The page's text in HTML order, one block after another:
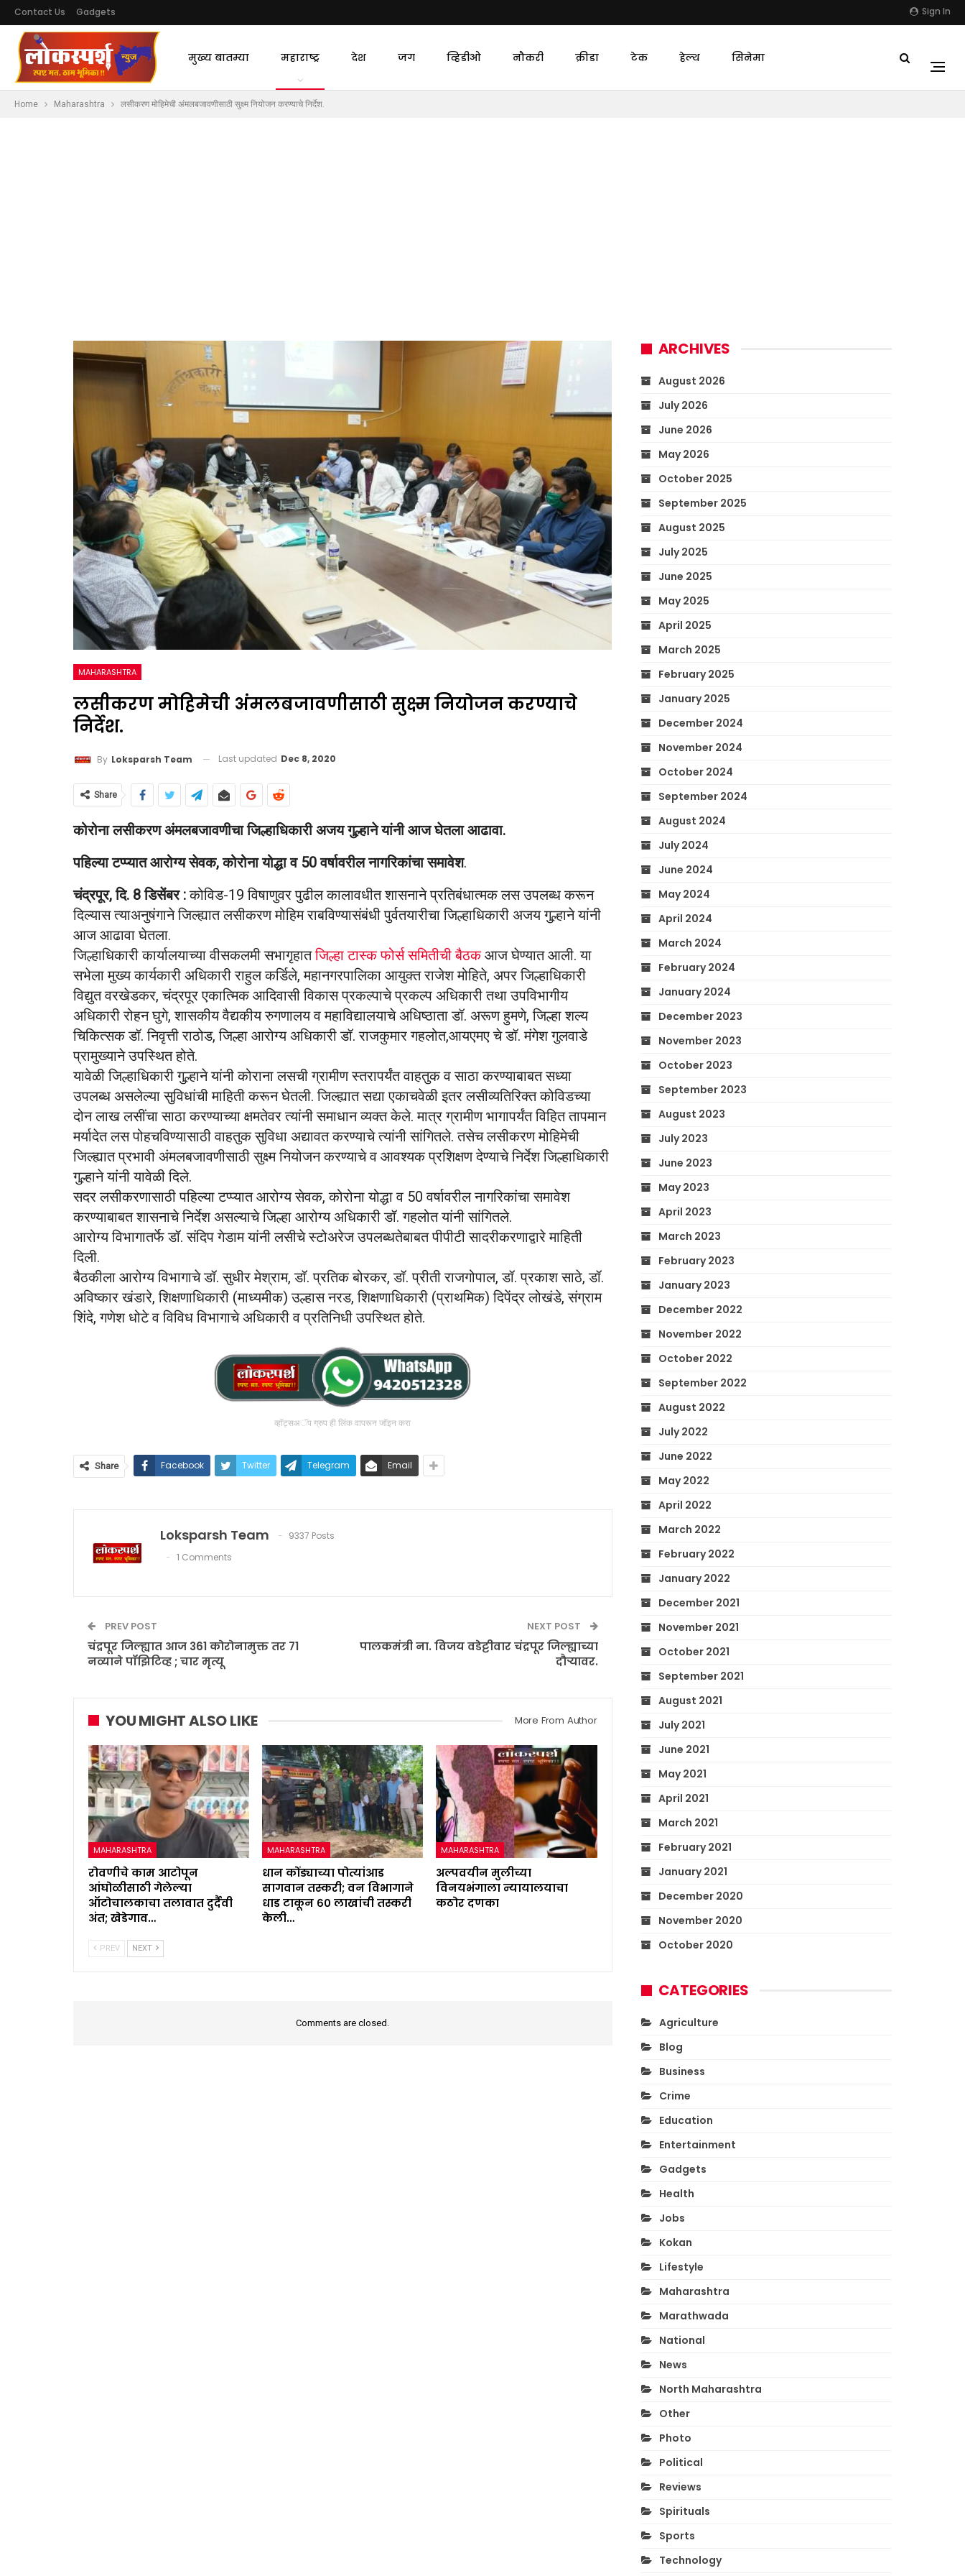
Sign In
Contact Us Gadgets
मुख्य बातम्या महाराष्ट्र देश जग व्हिडीओ नौकरी क्रीडा टेक हेल्थ सिनेमा
Home Maharashtra लसीकरण मोहिमेची अंमलबजावणीसाठी सुक्ष्म नियोजन करण्याचे निर्देश.
MAHARASHTRA
लसीकरण मोहिमेची अंमलबजावणीसाठी सुक्ष्म नियोजन करण्याचे
निर्देश.
By Loksparsh Team Last updated Dec 8, 2020
Share
कोरोना लसीकरण अंमलबजावणीचा जिल्हाधिकारी अजय गुल्हाने यांनी आज घेतला आढावा.
पहिल्या टप्प्यात आरोग्य सेवक, कोरोना योद्धा व 50 वर्षावरील नागरिकांचा समावेश.
चंद्रपूर, दि. 8 डिसेंबर :कोविड-19 विषाणुवर पुढील कालावधीत शासनाने प्रतिबंधात्मक लस उपलब्ध करून
दिल्यास त्याअनुषंगाने जिल्ह्यात लसीकरण मोहिम राबविण्यासंबंधी पुर्वतयारीचा जिल्हाधिकारी अजय गुल्हाने यांनी
आज आढावा घेतला.
जिल्हाधिकारी कार्यालयाच्या वीसकलमी सभागृहातजिल्हा टास्क फोर्स समितीची बैठकआज घेण्यात आली. या
सभेला मुख्य कार्यकारी अधिकारी राहुल कर्डिले, महानगरपालिका आयुक्त राजेश मोहिते, अपर जिल्हाधिकारी
विद्युत वरखेडकर, चंद्रपूर एकात्मिक आदिवासी विकास प्रकल्पाचे प्रकल्प अधिकारी तथा उपविभागीय
अधिकारी रोहन घुगे, शासकीय वैद्यकीय रुगणालय व महाविद्यालयाचे अधिष्ठाता डॉ. अरूण हुमणे, जिल्हा शल्य
चिकित्सक डॉ. निवृत्ती राठोड, जिल्हा आरोग्य अधिकारी डॉ. राजकुमार गहलोत,आयएमए चे डॉ. मंगेश गुलवाडे
प्रामुख्याने उपस्थित होते.
यावेळी जिल्हाधिकारी गुल्हाने यांनी कोराना लसची ग्रामीण स्तरापर्यंत वाहतुक व साठा करण्याबाबत सध्या
उपलब्ध असलेल्या सुविधांची माहिती करून घेतली. जिल्ह्यात सद्या एकाचवेळी इतर लसीव्यतिरिक्त कोविडच्या
दोन लाख लसींचा साठा करण्याच्या क्षमतेवर त्यांनी समाधान व्यक्त केले. मात्र ग्रामीण भागापर्यंत विहित तापमान
मर्यादेत लस पोहचविण्यासाठी वाहतुक सुविधा अद्यावत करण्याचे त्यांनी सांगितले. तसेच लसीकरण मोहिमेची
जिल्ह्यात प्रभावी अंमलबजावणीसाठी सुक्ष्म नियोजन करण्याचे व आवश्यक प्रशिक्षण देण्याचे निर्देश जिल्हाधिकारी
गुल्हाने यांनी यावेळी दिले.
सदर लसीकरणासाठी पहिल्या टप्प्यात आरोग्य सेवक, कोरोना योद्धा व 50 वर्षावरील नागरिकांचा समावेश
करण्याबाबत शासनाचे निर्देश असल्याचे जिल्हा आरोग्य अधिकारी डॉ. गहलोत यांनी सांगितले.
आरोग्य विभागातर्फे डॉ. संदिप गेडाम यांनी लसीचे स्टोअरेज उपलब्धतेबाबत पीपीटी सादरीकरणाद्वारे माहिती
दिली.
बैठकीला आरोग्य विभागाचे डॉ. सुधीर मेश्राम, डॉ. प्रतिक बोरकर, डॉ. प्रीती राजगोपाल, डॉ. प्रकाश साठे, डॉ.
अविष्कार खंडारे, शिक्षणाधिकारी (माध्यमीक) उल्हास नरड, शिक्षणाधिकारी (प्राथमिक) दिपेंद्र लोखंडे, संग्राम
शिंदे, गणेश धोटे व विविध विभागाचे अधिकारी व प्रतिनिधी उपस्थित होते.
व्हॉट्सअॅप ग्रुप ही लिंक वापरून जॉइन करा
Share Facebook Twitter Telegram Email
Loksparsh Team
9337 Posts
1 Comments
PREV POST
चंद्रपूर जिल्ह्यात आज 361 कोरोनामुक्त तर 71
नव्याने पॉझिटिव्ह ; चार मृत्यू
NEXT POST
पालकमंत्री ना. विजय वडेट्टीवार चंद्रपूर जिल्ह्याच्या
दौऱ्यावर.
YOU MIGHT ALSO LIKE More From Author
MAHARASHTRA
रोवणीचे काम आटोपून
आंघोळीसाठी गेलेल्या
ऑटोचालकाचा तलावात दुर्दैवी
अंत; खेडेगाव…
MAHARASHTRA
धान कोंड्याच्या पोत्यांआड
सागवान तस्करी; वन विभागाने
धाड टाकून ६० लाखांची तस्करी
केली…
MAHARASHTRA
अल्पवयीन मुलीच्या
विनयभंगाला न्यायालयाचा
कठोर दणका
PREV NEXT
Comments are closed.
ARCHIVES
August 2026
July 2026
June 2026
May 2026
October 2025
September 2025
August 2025
July 2025
June 2025
May 2025
April 2025
March 2025
February 2025
January 2025
December 2024
November 2024
October 2024
September 2024
August 2024
July 2024
June 2024
May 2024
April 2024
March 2024
February 2024
January 2024
December 2023
November 2023
October 2023
September 2023
August 2023
July 2023
June 2023
May 2023
April 2023
March 2023
February 2023
January 2023
December 2022
November 2022
October 2022
September 2022
August 2022
July 2022
June 2022
May 2022
April 2022
March 2022
February 2022
January 2022
December 2021
November 2021
October 2021
September 2021
August 2021
July 2021
June 2021
May 2021
April 2021
March 2021
February 2021
January 2021
December 2020
November 2020
October 2020
CATEGORIES
Agriculture
Blog
Business
Crime
Education
Entertainment
Gadgets
Health
Jobs
Kokan
Lifestyle
Maharashtra
Marathwada
National
News
North Maharashtra
Other
Photo
Political
Reviews
Spirituals
Sports
Technology